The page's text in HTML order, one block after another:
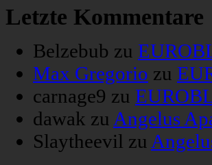
Letzte Kommentare
Belzebub zu
Max Gregorio zu
carnage9 zu
dawak zu Angelus
Slaytheevil zu